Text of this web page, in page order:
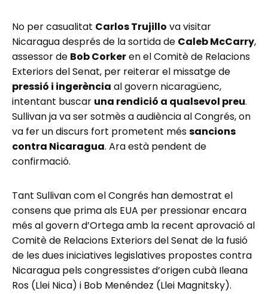
No per casualitat Carlos Trujillo va visitar
Nicaragua després de la sortida de Caleb McCarry,
assessor de Bob Corkeren el Comitè de Relacions
Exteriors del Senat, per reiterar el missatge de
pressió i ingerència al govern nicaragüenc,
intentant buscar una rendició a qualsevol preu.
Sullivan ja va ser sotmès a audiència al Congrés, on
va fer un discurs fort prometent méssancions
contra Nicaragua. Ara està pendent de
confirmació.
Tant Sullivan com el Congrés han demostrat el
consens que prima als EUA per pressionar encara
més al govern d’Ortega amb la recent aprovació al
Comitè de Relacions Exteriors del Senat de la fusió
de les dues iniciatives legislatives propostes contra
Nicaragua pels congressistes d’origen cubà Ileana
Ros (Llei Nica) i Bob Menéndez (Llei Magnitsky).